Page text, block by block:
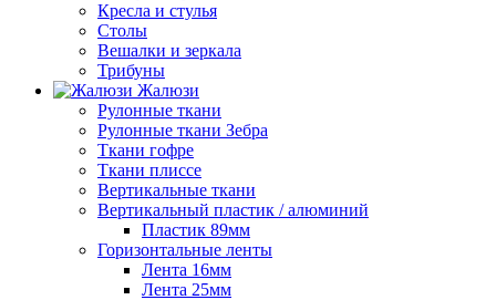
Кресла и стулья
Столы
Вешалки и зеркала
Трибуны
Жалюзи
Рулонные ткани
Рулонные ткани Зебра
Ткани гофре
Ткани плиссе
Вертикальные ткани
Вертикальный пластик / алюминий
Пластик 89мм
Горизонтальные ленты
Лента 16мм
Лента 25мм